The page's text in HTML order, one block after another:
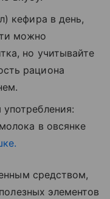
кефира в день,
можно
но учитывайте
рациона
в овсянке
средством,
элементов